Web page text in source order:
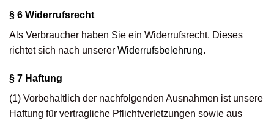
§ 6 Widerrufsrecht
Als Verbraucher haben Sie ein Widerrufsrecht. Dieses
richtet sich nach unserer Widerrufsbelehrung.
§ 7 Haftung
(1) Vorbehaltlich der nachfolgenden Ausnahmen ist unsere
Haftung für vertragliche Pflichtverletzungen sowie aus